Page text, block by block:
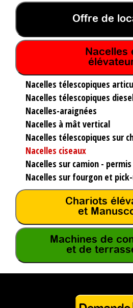
Offre de
Nacelles
Nacelles télescopiques
Nacelles télescopiques
Nacelles-araignées
Nacelles à mât vertical
Nacelles télescopiques sur
Nacelles ciseaux
Nacelles sur camion - permis
Nacelles sur fourgon et
Chariots
et
Machines de
et de